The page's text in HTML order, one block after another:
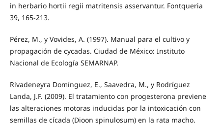
in herbario hortii regii matritensis asservantur. Fontqueria
39, 165-213.
Pérez, M., y Vovides, A. (1997). Manual para el cultivo y
propagación de cycadas. Ciudad de México: Instituto
Nacional de Ecología SEMARNAP.
Rivadeneyra Domínguez, E., Saavedra, M., y Rodríguez
Landa, J.F. (2009). El tratamiento con progesterona previene
las alteraciones motoras inducidas por la intoxicación con
semillas de cícada (Dioon spinulosum) en la rata macho.